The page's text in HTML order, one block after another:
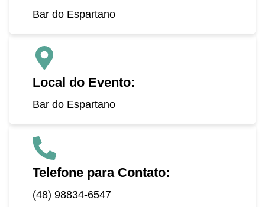
Bar do Espartano
Local do Evento:
Bar do Espartano
Telefone para Contato:
(48) 98834-6547